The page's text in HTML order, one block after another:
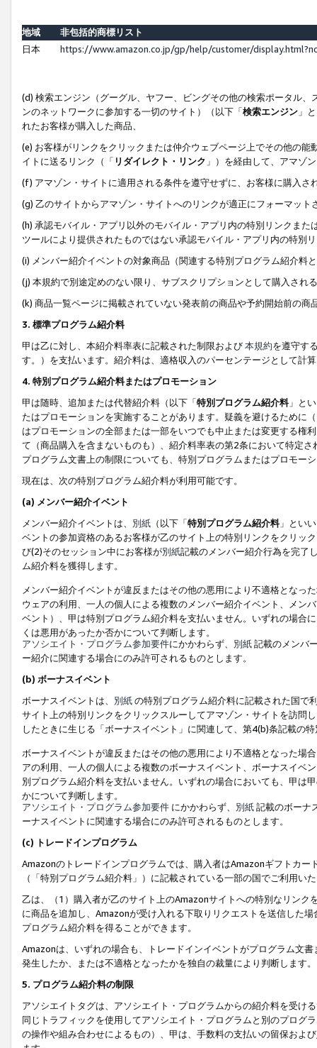
地域
非包括的商標リスト
日本
https://www.amazon.co.jp/gp/help/customer/
(d) 検索エンジン（グーグル、ヤフー、ビングその他の検索ポータル
ンのネットワークに参加する一切のサイト）（以下「検索エンジン 」
れたお客様が購入した商品、
(e) お客様がリンクをクリックまたは仲介ウェブページ上でその他の
イトに送るリンク（「 リダイレクト・リンク 」）を経由して、アマゾ
(f) アマゾン・サイトに適用される条件を遵守せずに、お客様に購入さ
(g) 乙のサイトからアマゾン・サイトへのリンクが適正にフォーマッ
(h) 承認モバイル・アプリ以外のモバイル・アプリ内の特別リンクま
ツールにより提供されたものではない承認モバイル・アプリ内の特別
(i) メンバー紹介イベントの対象商品（関連する特別プログラム紹介料
(j) 本規約で別途定めのない限り、サブスクリプションとして購入され
(k) 商品一覧ページに掲載されていない発表前の商品や予約開始前の商
3. 標準プログラム紹介料
甲は乙に対し、本紹介料率表に記載された制限および本規約を遵守す
す。）を支払います。紹介料は、適格収入のパーセンテージとして計
4. 特別プログラム紹介料またはプロモーション
甲は随時、追加または代替紹介料（以下「特別プログラム紹介料」と
たはプロモーションを実施することがあります。疑義を避けるために
はプロモーションの全部または一部をいつでも中止または変更する権
て（商品購入を含まないものも）、紹介料率表の第2条において特定
プログラム文書上の制限についても、特別プログラムまたはプロモー
現在は、次の特別プログラム紹介料が利用可能です。
(a) メンバー紹介イベント
メンバー紹介イベントは、 別紙 （以下「特別プログラム紹介料」とい
ベントの参加資格のあるお客様が乙のサイト上の特別リンクをクリッ
び(2)そのセッション中にお客様が別紙記載のメンバー紹介行為を完了
ム紹介料を獲得します。
メンバー紹介イベントが違反またはその他の悪用により不適格となっ
ウェアの利用、一人の個人による複数のメンバー紹介イベント、メン
ベント）、甲は特別プログラム紹介料を支払いません。いずれの場合
くは悪用があったか否かについて判断します。
アソシエイト・プログラム参加要件にかかわらず、 別紙記載のメンバ
ー紹介に関連する場合にのみ許可されるものとします。
(b) ボーナスイベント
ボーナスイベントは、 別紙の特別プログラム紹介料に記載された国で
サイト上の特別リンクをクリックスルーしてアマゾン・サイトを訪問
したときに生じる「ボーナスイベント」に関連して、第4(b)条記載の
ボーナスイベントが違反またはその他の悪用により不適格となった場
アの利用、一人の個人による複数のボーナスイベント、ボーナスイベ
別プログラム紹介料を支払いません。いずれの場合においても、甲は
かについて判断します。
アソシエイト・プログラム参加要件 にかかわらず、 別紙記載のボーナ
ーナスイベントに関連する場合にのみ許可されるものとします。
(c) トレードインプログラム
Amazonのトレードインプログラムでは、購入者はAmazonギフトカ
（「特別プログラム紹介料」）に記載されている一部の国でご利用い
乙は、（1）購入者が乙のサイト上のAmazonサイトへの特別なリン
に商品を追加し、Amazonが受け入れる下取りリクエストを送信した
プログラム紹介料を得ることができます。
Amazonは、いずれの場合も、トレードインイベントがプログラム文
発生したか、または不適格となったかを独自の裁量により判断します。
5. プログラム紹介料の制限
アソシエイトタグは、アソシエイト・プログラムからの紹介料を受け
同じトラフィックを使用してアソシエイト・プログラムと別のプログ
の操作や組み合わせによるもの）、甲は、手数料の支払いの留保およ